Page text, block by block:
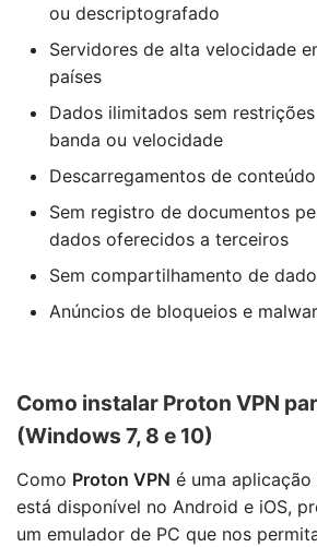
ou descriptografado
Servidores de alta velocidade
países
Dados ilimitados sem
banda ou velocidade
Descarregamentos de
Sem registro de documentos
dados oferecidos a terceiros
Sem compartilhamento de
Anúncios de bloqueios e
Como instalar Proton VPN
(Windows 7, 8 e 10)
Como Proton VPN é uma
está disponível no Android e iOS,
um emulador de PC que nos